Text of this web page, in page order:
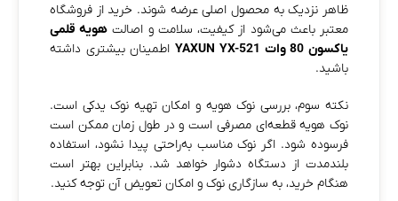
ظاهر نزدیک به محصول اصلی عرضه شوند. خرید از فروشگاه
معتبر باعث می‌شود از کیفیت، سلامت و اصالت هویه قلمی
یاکسون 80 وات YAXUN YX-521
اطمینان بیشتری داشته
باشید.
نکته سوم، بررسی نوک هویه و امکان تهیه نوک یدکی است.
نوک هویه قطعه‌ای مصرفی است و در طول زمان ممکن است
فرسوده شود. اگر نوک مناسب به‌راحتی پیدا نشود، استفاده
بلندمدت از دستگاه دشوار خواهد شد. بنابراین بهتر است
هنگام خرید، به سازگاری نوک و امکان تعویض آن توجه کنید.